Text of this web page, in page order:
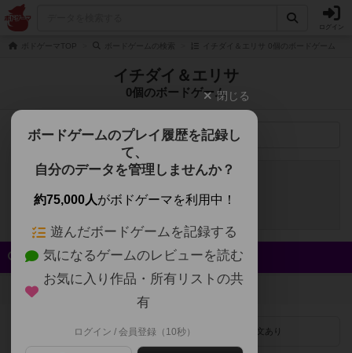
ログイン
ボドゲーマTOP イチダイ＆エリサ 0個のボードゲーム
イチダイ＆エリサ
0個のボードゲーム
検索メニュー
申し訳ございません。
該当するボードゲームが
登録されていませんでした。
クイック検索
登録状況
最近登録された順 紹介文あり
閉じる
ボードゲームのプレイ履歴を記録し
て、
自分のデータを管理しませんか？
約75,000人がボドゲーマを利用中！
遊んだボードゲームを記録する
気になるゲームのレビューを読む
お気に入り作品・所有リストの共
有
ログイン / 会員登録（10秒）